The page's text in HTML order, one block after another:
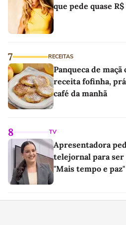
que pede quase
7 RECEITAS
Panqueca de
receita fofinha,
café da manhã
8 TV
Apresentadora
telejornal para ser
"Mais tempo e paz"